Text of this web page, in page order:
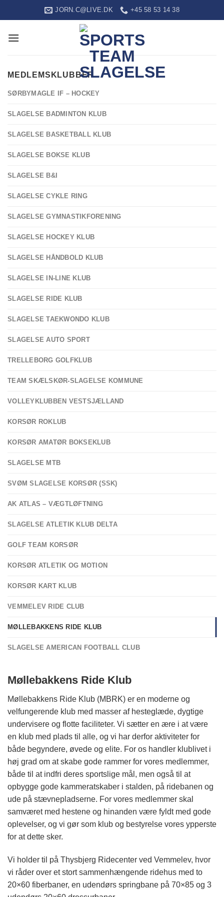
til
JORN.C@LIVE.DK +45 58 53 14 38
MEDLEMSKLUBBER
SØRBYMAGLE IF – HOCKEY
SLAGELSE BADMINTON KLUB
SLAGELSE BASKETBALL KLUB
SLAGELSE BOKSE KLUB
SLAGELSE B&I
SLAGELSE CYKLE RING
SLAGELSE GYMNASTIKFORENING
SLAGELSE HOCKEY KLUB
SLAGELSE HÅNDBOLD KLUB
SLAGELSE IN-LINE KLUB
SLAGELSE RIDE KLUB
SLAGELSE TAEKWONDO KLUB
SLAGELSE AUTO SPORT
TRELLEBORG GOLFKLUB
TEAM SKÆLSKØR-SLAGELSE KOMMUNE
VOLLEYKLUBBEN VESTSJÆLLAND
KORSØR ROKLUB
KORSØR AMATØR BOKSEKLUB
SLAGELSE MTB
SVØM SLAGELSE KORSØR (SSK)
AK ATLAS – VÆGTLØFTNING
SLAGELSE ATLETIK KLUB DELTA
GOLF TEAM KORSØR
KORSØR ATLETIK OG MOTION
KORSØR KART KLUB
VEMMELEV RIDE CLUB
MØLLEBAKKENS RIDE KLUB
SLAGELSE AMERICAN FOOTBALL CLUB
Møllebakkens Ride Klub
Møllebakkens Ride Klub (MBRK) er en moderne og
velfungerende klub med masser af hesteglæde, dygtige
undervisere og flotte faciliteter. Vi sætter en ære i at være
en klub med plads til alle, og vi har derfor aktiviteter for
både begyndere, øvede og elite. For os handler klublivet i
høj grad om at skabe gode rammer for vores medlemmer,
både til at indfri deres sportslige mål, men også til at
opbygge gode kammeratskaber i stalden, på ridebanen og
ude på stævnepladserne. For vores medlemmer skal
samværet med hestene og hinanden være fyldt med gode
oplevelser, og vi gør som klub og bestyrelse vores ypperste
for at dette sker.
Vi holder til på Thysbjerg Ridecenter ved Vemmelev, hvor
vi råder over et stort sammenhængende ridehus med to
20×60 fiberbaner, en udendørs springbane på 70×85 og 3